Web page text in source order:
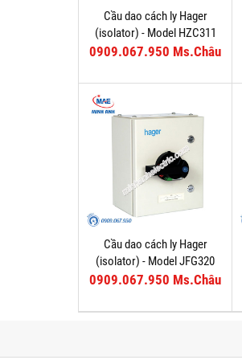
Cầu dao cách ly Hager
(isolator) - Model HZC311
0909.067.950 Ms.Châu
Cầu dao cách ly Hager
(isolator) - Model JFG320
0909.067.950 Ms.Châu